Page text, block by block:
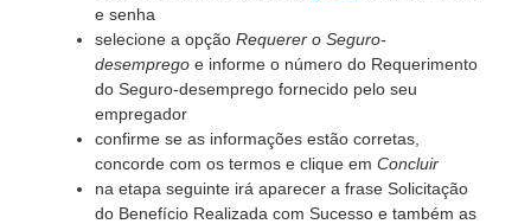
e senha
selecione a opção Requerer o Seguro-
desemprego e informe o número do Requerimento
do Seguro-desemprego fornecido pelo seu
empregador
confirme se as informações estão corretas,
concorde com os termos e clique em Concluir
na etapa seguinte irá aparecer a frase Solicitação
do Benefício Realizada com Sucesso e também as